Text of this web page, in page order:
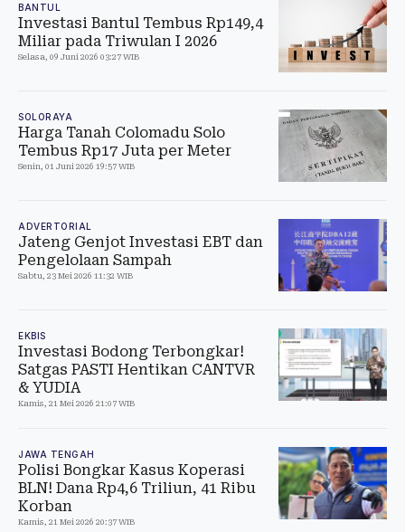
BANTUL
Investasi Bantul Tembus Rp149,4
Miliar pada Triwulan I 2026
Selasa, 09 Juni 2026 03:27 WIB
SOLORAYA
Harga Tanah Colomadu Solo
Tembus Rp17 Juta per Meter
Senin, 01 Juni 2026 19:57 WIB
ADVERTORIAL
Jateng Genjot Investasi EBT dan
Pengelolaan Sampah
Sabtu, 23 Mei 2026 11:32 WIB
EKBIS
Investasi Bodong Terbongkar!
Satgas PASTI Hentikan CANTVR
& YUDIA
Kamis, 21 Mei 2026 21:07 WIB
JAWA TENGAH
Polisi Bongkar Kasus Koperasi
BLN! Dana Rp4,6 Triliun, 41 Ribu
Korban
Kamis, 21 Mei 2026 20:37 WIB